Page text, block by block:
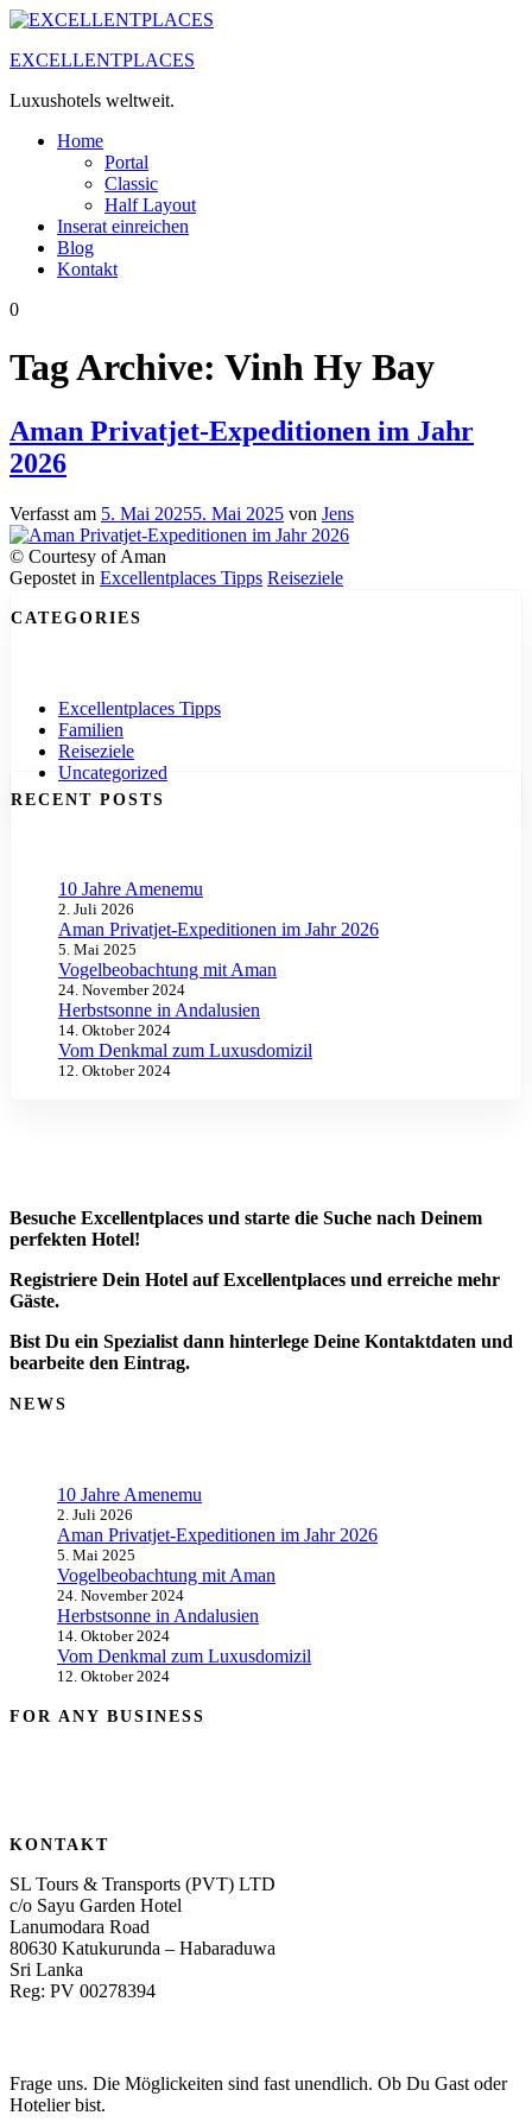
Zum
springen
EXCELLENTPLACES
Luxushotels weltweit.
Home
Portal
Classic
Half Layout
Inserat einreichen
Blog
Kontakt
0
Tag Archive: Vinh Hy Bay
Aman Privatjet-Expeditionen im Jahr
2026
Verfasst am 5. Mai 20255. Mai 2025 von Jens
© Courtesy of Aman
Gepostet in Excellentplaces Tipps Reiseziele
CATEGORIES
Excellentplaces Tipps
Familien
Reiseziele
Uncategorized
RECENT POSTS
10 Jahre Amenemu
2. Juli 2026
Aman Privatjet-Expeditionen im Jahr 2026
5. Mai 2025
Vogelbeobachtung mit Aman
24. November 2024
Herbstsonne in Andalusien
14. Oktober 2024
Vom Denkmal zum Luxusdomizil
12. Oktober 2024
Besuche Excellentplaces und starte die Suche nach Deinem
perfekten Hotel!
Registriere Dein Hotel auf Excellentplaces und erreiche mehr
Gäste.
Bist Du ein Spezialist dann hinterlege Deine Kontaktdaten und
bearbeite den Eintrag.
NEWS
10 Jahre Amenemu
2. Juli 2026
Aman Privatjet-Expeditionen im Jahr 2026
5. Mai 2025
Vogelbeobachtung mit Aman
24. November 2024
Herbstsonne in Andalusien
14. Oktober 2024
Vom Denkmal zum Luxusdomizil
12. Oktober 2024
FOR ANY BUSINESS
KONTAKT
SL Tours & Transports (PVT) LTD
c/o Sayu Garden Hotel
Lanumodara Road
80630 Katukurunda – Habaraduwa
Sri Lanka
Reg: PV 00278394
Frage uns. Die Möglickeiten sind fast unendlich. Ob Du Gast oder
Hotelier bist.